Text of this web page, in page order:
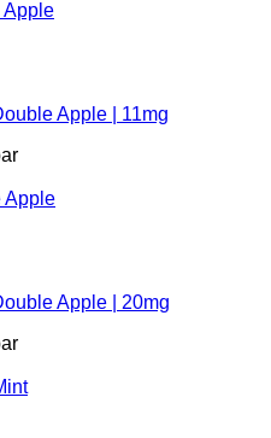
Apple | 11mg
Apple | 20mg